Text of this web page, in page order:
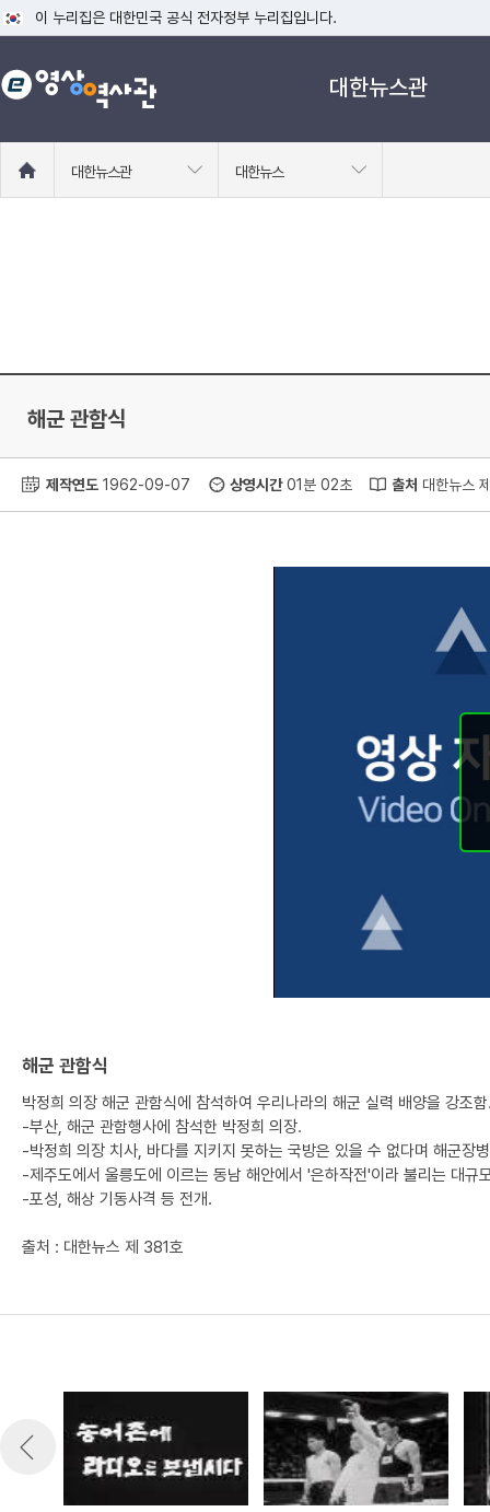
이 누리집은 대한민국 공식 전자정부 누리집입니다.
공식 누리집 주소 확인하기
go.kr 주소를 사용하는 누리집은 대한민국 정부기관이 관리하는 누리집입니
대한뉴스관
로
대한뉴스관 대한뉴스
해군 관함식
제작연도 1962-09-07 상영시간01분 02초 출처 대한뉴스
해군 관함식
박정희 의장 해군 관함식에 참석하여 우리나라의 해군 실력 배양을 강조
-부산, 해군 관함행사에 참석한 박정희 의장.
-박정희 의장 치사, 바다를 지키지 못하는 국방은 있을 수 없다며 해군장
-제주도에서 울릉도에 이르는 동남 해안에서 '은하작전'이라 불리는 대규
-포성, 해상 기동사격 등 전개.
출처 : 대한뉴스 제 381호